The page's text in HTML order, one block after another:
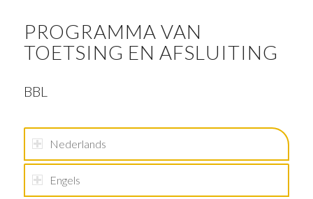
PROGRAMMA VAN
TOETSING EN AFSLUITING
BBL
Nederlands
Engels